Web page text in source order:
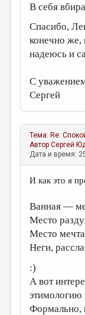
РЕДКОЛЛЕГИЯ
ОТ РЕДАКЦИИ
МАЛАЯ ПРОЗА
ЦИКЛЫ
МЕДИА
ВКОНТАКТЕ
В себя
Спасибо,
конечно же,
надеюсь и
С
Сергей
Тема: Re:
АвторСергей
Дата и время:
И как это я
Ванная —
Место
Место
Неги,
:)
А вот
этимологию
Формально,